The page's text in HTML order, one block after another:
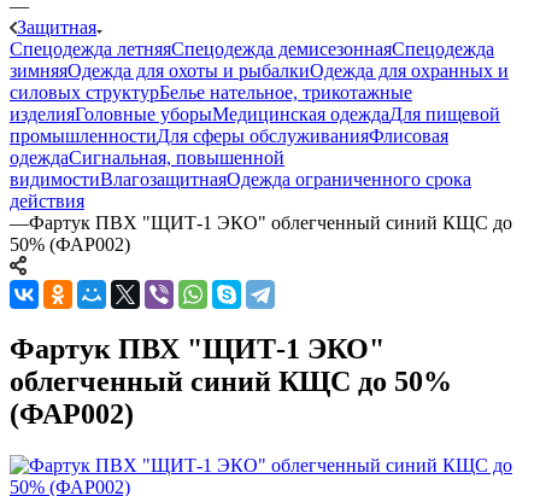
—
Защитная
Спецодежда летняяСпецодежда демисезоннаяСпецодежда
зимняяОдежда для охоты и рыбалкиОдежда для охранных и
силовых структурБелье нательное, трикотажные
изделияГоловные уборыМедицинская одеждаДля пищевой
промышленностиДля сферы обслуживанияФлисовая
одеждаСигнальная, повышенной
видимостиВлагозащитнаяОдежда ограниченного срока
действия
—Фартук ПВХ "ЩИТ-1 ЭКО" облегченный синий КЩС до
50% (ФАР002)
Фартук ПВХ "ЩИТ-1 ЭКО"
облегченный синий КЩС до 50%
(ФАР002)